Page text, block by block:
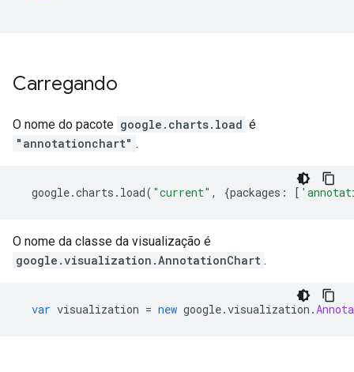
Carregando
O nome do pacote google.charts.load é
"annotationchart" .
google.charts . load( "current" , {packages : [
O nome da classe da visualização é
google.visualization.AnnotationChart .
var visualization = new google.visualization .